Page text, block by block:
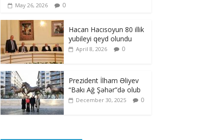
May 26, 2026 0
Hacan Hacısoyun 80 illik
yubileyi qeyd olundu
April 8, 2026 0
Prezident İlham Əliyev
“Bakı Ağ Şəhər”də olub
December 30, 2025 0